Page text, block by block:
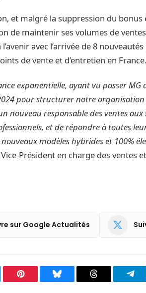
et malgré la suppression du
de maintenir ses volumes de
avec l’arrivée de 8
de vente et d’entretien en France.
exponentielle, ayant vu passer MG
pour structurer notre
nouveau responsable des ventes
et de répondre à toutes
modèles hybrides et 100%
Président en charge des ventes
sur Google Actualités
Pinterest Bluesky Threads